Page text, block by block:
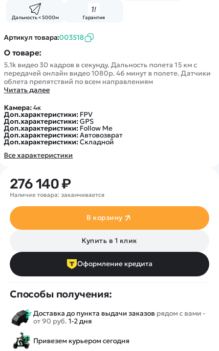
Дальность < 5000м Гарантия
Артикул товара:003518
О товаре:
5.1k видео 30 кадров в секунду. Дальность полета 15 км с
передачей онлайн видео 1080p. 46 минут в полете. Датчики
облета препятствий по всем направлениям
Читать далее
Камера:4к
Доп.характеристики: FPV
Доп.характеристики:GPS
Доп.характеристики: Follow Me
Доп.характеристики:Автовозврат
Доп.характеристики:Складной
Все характеристики
276 140 ₽
Наличие товара: заканчивается
В корзину
Купить в 1 клик
Оформление кредита
Способы получения:
Доставка до пункта выдачи заказов рядом с вами -
от 90 руб. 1-2 дня
Привезем курьером сегодня
Вертолеты
Катера
Самолеты
Сборные модели
Детские электромобили
Спецтехника
Конструкторы
Запчасти для моделей
Статьи про беспилотники
Обзор квадрокоптеров
Покупка в кредит
Оплата и доставка
Помощь
Отследить заказ
Оплата на сайте